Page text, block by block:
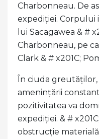
Charbonneau. De
expediției. Corpului
lui Sacagawea & #
Charbonneau, pe
Clark & ​​# x201C;
În ciuda greutăților,
amenințării
pozitivitatea va
expediției. & #
obstrucție